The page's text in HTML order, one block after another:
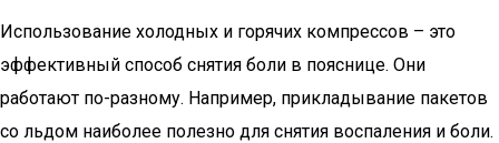
Использование холодных и горячих компрессов – это
эффективный способ снятия боли в пояснице. Они
работают по-разному. Например, прикладывание пакетов
со льдом наиболее полезно для снятия воспаления и боли.